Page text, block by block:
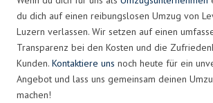
du dich auf einen reibungslosen Umzug von
Luzern verlassen. Wir setzen auf einen
Transparenz bei den Kosten und die
Kunden. Kontaktiere uns noch heute für ein
Angebot und lass uns gemeinsam deinen
machen!